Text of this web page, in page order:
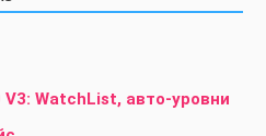
V3: WatchList, авто-уровни